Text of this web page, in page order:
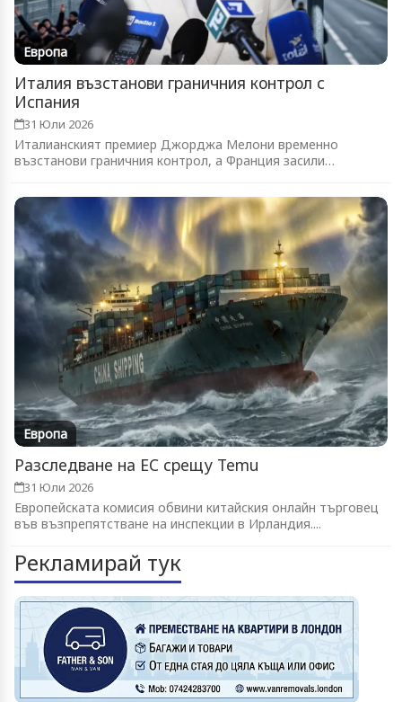
Европа
Италия възстанови граничния контрол с
Испания
31 Юли 2026
Италианският премиер Джорджа Мелони временно
възстанови граничния контрол, а Франция засили
Европа
Разследване на ЕС срещу Temu
31 Юли 2026
Европейската комисия обвини китайския онлайн търговец
във възпрепятстване на инспекции в Ирландия....
Рекламирай тук